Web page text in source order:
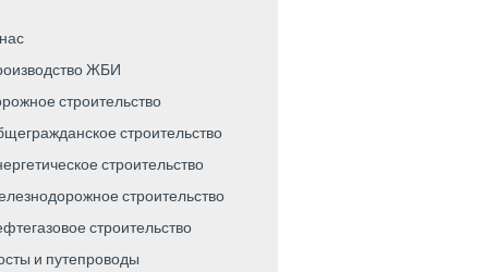
ЖБИ
строительство
строительство
строительство
строительство
строительство
и путепроводы